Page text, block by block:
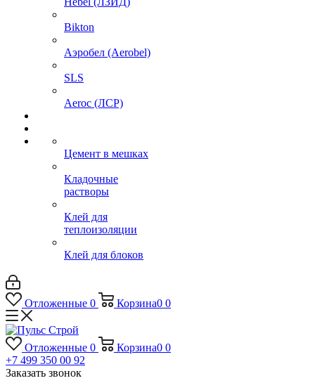
Bikton
Аэробел (Aerobel)
SLS
Aeroc (ЛСР)
Цемент в мешках
Кладочные
растворы
Клей для
теплоизоляции
Клей для блоков
Отложенные 0 Корзина0 0
Отложенные 0 Корзина0 0
+7 499 350 00 92
Заказать звонок